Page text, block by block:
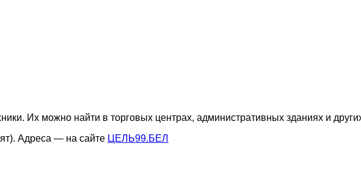
Их можно найти в торговых центрах, административных зданиях и
Адреса — на сайте ЦЕЛЬ99.БЕЛ